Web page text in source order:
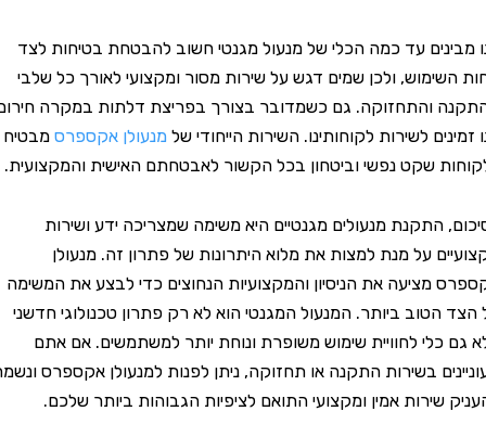
עד כמה הכלי של מנעול מגנטי חשוב להבטחת בטיחות לצד
ולכן שמים דגש על שירות מסור ומקצועי לאורך כל שלבי
והתחזוקה. גם כשמדובר בצורך בפריצת דלתות במקרה חירום,
לשירות לקוחותינו. השירות הייחודי שלמנעולן אקספרסמבטיח
שקט נפשי וביטחון בכל הקשור לאבטחתם האישית והמקצועית.
התקנת מנעולים מגנטיים היא משימה שמצריכה ידע ושירות
על מנת למצות את מלוא היתרונות של פתרון זה. מנעולן
מציעה את הניסיון והמקצועיות הנחוצים כדי לבצע את המשימה
ביותר. המנעול המגנטי הוא לא רק פתרון טכנולוגי חדשני
לחוויית שימוש משופרת ונוחת יותר למשתמשים. אם אתם
בשירות התקנה או תחזוקה, ניתן לפנות למנעולן אקספרס ונשמח
אמין ומקצועי התואם לציפיות הגבוהות ביותר שלכם.